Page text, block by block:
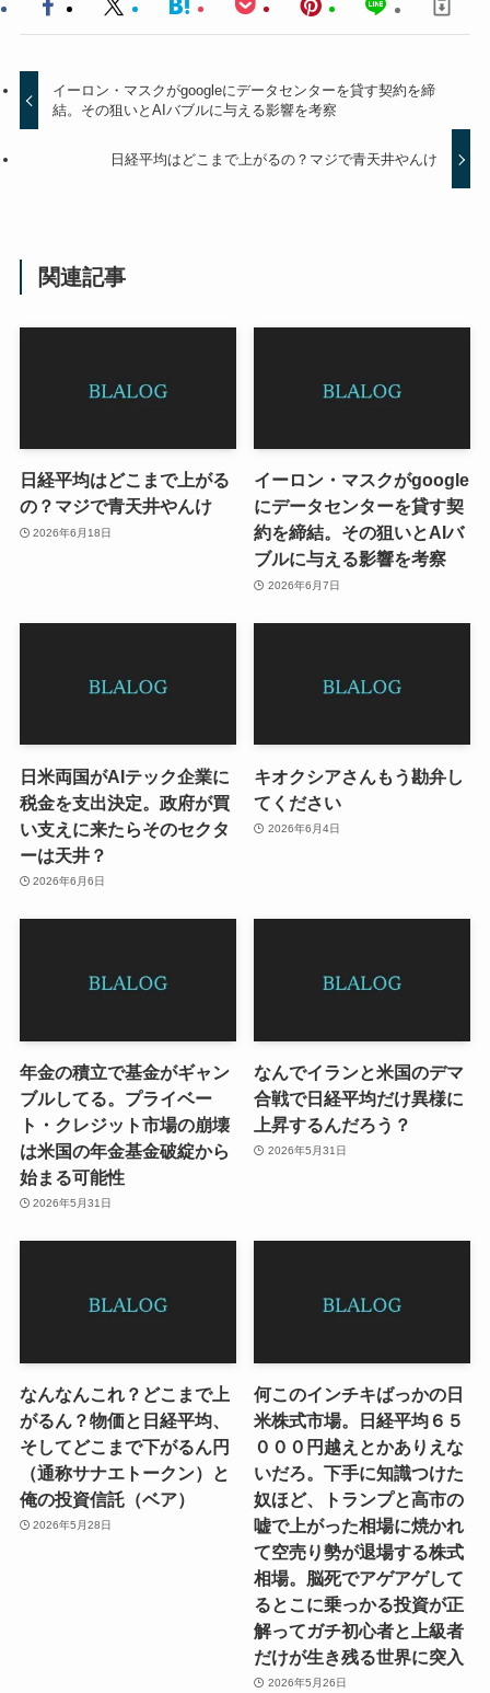
イーロン・マスクがgoogleにデータセンターを貸す契約を締
結。その狙いとAIバブルに与える影響を考察
日経平均はどこまで上がるの？マジで青天井やんけ
関連記事
日経平均はどこまで上がる
の？マジで青天井やんけ
2026年6月18日
イーロン・マスクがgoogle
にデータセンターを貸す契
約を締結。その狙いとAIバ
ブルに与える影響を考察
2026年6月7日
日米両国がAIテック企業に
税金を支出決定。政府が買
い支えに来たらそのセクタ
ーは天井？
2026年6月6日
キオクシアさんもう勘弁し
てください
2026年6月4日
年金の積立で基金がギャン
ブルしてる。プライベー
ト・クレジット市場の崩壊
は米国の年金基金破綻から
始まる可能性
2026年5月31日
なんでイランと米国のデマ
合戦で日経平均だけ異様に
上昇するんだろう？
2026年5月31日
なんなんこれ？どこまで上
がるん？物価と日経平均、
そしてどこまで下がるん円
（通称サナエトークン）と
俺の投資信託（ベア）
2026年5月28日
何このインチキばっかの日
米株式市場。日経平均６５
０００円越えとかありえな
いだろ。下手に知識つけた
奴ほど、トランプと高市の
嘘で上がった相場に焼かれ
て空売り勢が退場する株式
相場。脳死でアゲアゲして
るとこに乗っかる投資が正
解ってガチ初心者と上級者
だけが生き残る世界に突入
2026年5月26日